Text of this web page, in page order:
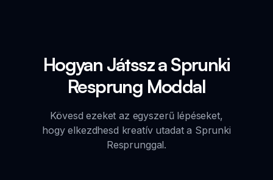
Hogyan Játssz a Sprunki
Resprung Moddal
Kövesd ezeket az egyszerű lépéseket,
hogy elkezdhesd kreatív utadat a Sprunki
Resprunggal.